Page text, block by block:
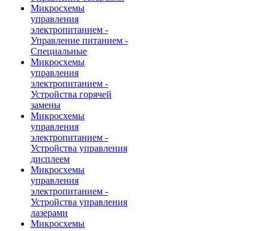
Микросхемы
управления
электропитанием -
Управление питанием -
Специальные
Микросхемы
управления
электропитанием -
Устройства горячей
замены
Микросхемы
управления
электропитанием -
Устройства управления
дисплеем
Микросхемы
управления
электропитанием -
Устройства управления
лазерами
Микросхемы